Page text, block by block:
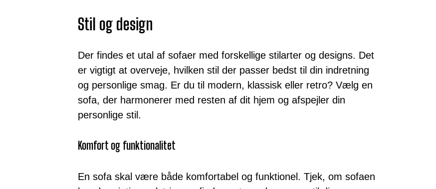
Stil og design
Der findes et utal af sofaer med forskellige stilarter og designs. Det
er vigtigt at overveje, hvilken stil der passer bedst til din indretning
og personlige smag. Er du til modern, klassisk eller retro? Vælg en
sofa, der harmonerer med resten af dit hjem og afspejler din
personlige stil.
Komfort og funktionalitet
En sofa skal være både komfortabel og funktionel. Tjek, om sofaen